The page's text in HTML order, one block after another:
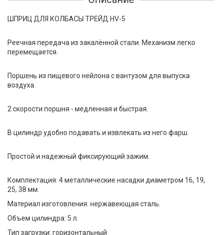
ШПРИЦ ДЛЯ КОЛБАСЫ ТРЕЙД HV-5
Реечная передача из закалённой стали. Механизм легко
перемещается.
Поршень из пищевого нейлона с вантузом для выпуска
воздуха.
2 скорости поршня - медленная и быстрая.
В цилиндр удобно подавать и извлекать из него фарш.
Простой и надежный фиксирующий зажим.
Комплектация: 4 металлические насадки диаметром 16, 19,
25, 38 мм.
Материал изготовления: нержавеющая сталь.
Объем цилиндра: 5 л.
Тип загрузки: горизонтальный